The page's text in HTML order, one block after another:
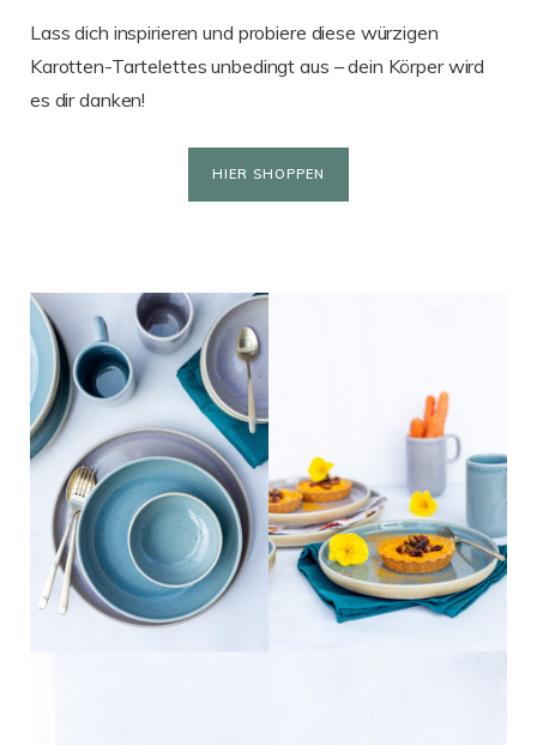
Lass dich inspirieren und probiere diese würzigen
Karotten-Tartelettes unbedingt aus – dein Körper wird
es dir danken!
HIER SHOPPEN